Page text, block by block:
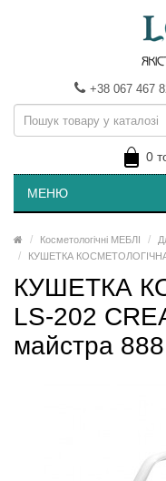
+38 067 467
0
МЕНЮ
Косметологічні МЕБЛІ
КУШЕТКА КОСМЕТОЛОГІЧНА
КУШЕТКА
LS-202
майстра 888